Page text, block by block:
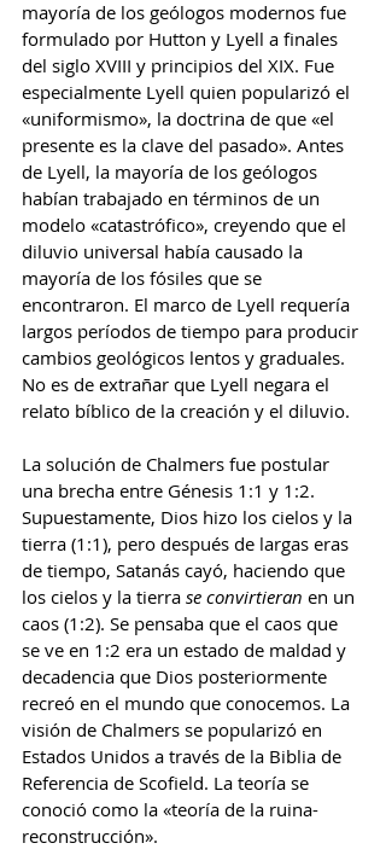
mayoría de los geólogos modernos fue
formulado por Hutton y Lyell a finales
del siglo XVIII y principios del XIX. Fue
especialmente Lyell quien popularizó el
«uniformismo», la doctrina de que «el
presente es la clave del pasado». Antes
de Lyell, la mayoría de los geólogos
habían trabajado en términos de un
modelo «catastrófico», creyendo que el
diluvio universal había causado la
mayoría de los fósiles que se
encontraron. El marco de Lyell requería
largos períodos de tiempo para producir
cambios geológicos lentos y graduales.
No es de extrañar que Lyell negara el
relato bíblico de la creación y el diluvio.
La solución de Chalmers fue postular
una brecha entre Génesis 1:1 y 1:2.
Supuestamente, Dios hizo los cielos y la
tierra (1:1), pero después de largas eras
de tiempo, Satanás cayó, haciendo que
los cielos y la tierra se convirtieran en un
caos (1:2). Se pensaba que el caos que
se ve en 1:2 era un estado de maldad y
decadencia que Dios posteriormente
recreó en el mundo que conocemos. La
visión de Chalmers se popularizó en
Estados Unidos a través de la Biblia de
Referencia de Scofield. La teoría se
conoció como la «teoría de la ruina-
reconstrucción».